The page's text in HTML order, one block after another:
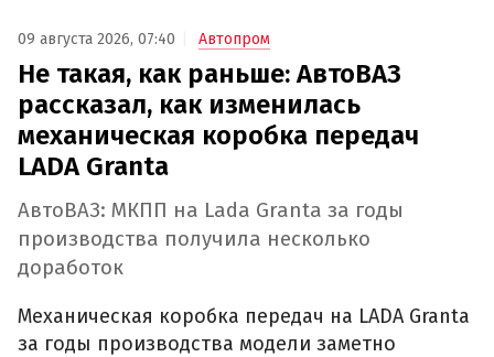
09 августа 2026, 07:40 Автопром
Не такая, как раньше: АвтоВАЗ
рассказал, как изменилась
механическая коробка передач
LADA Granta
АвтоВАЗ: МКПП на Lada Granta за годы
производства получила несколько
доработок
Механическая коробка передач на LADA Granta
за годы производства модели заметно